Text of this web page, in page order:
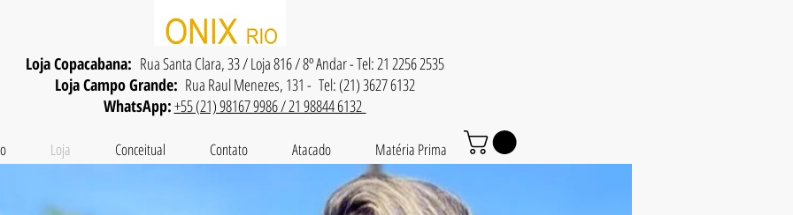
Loja Copacabana: Rua Santa Clara, 33 / Loja 816 / 8º Andar - Tel: 21 2256 2535
Loja Campo Grande: Rua Raul Menezes, 131 - Tel: (21) 3627 6132
WhatsApp:+55 (21) 98167 9986 / 21 98844 6132
Loja Conceitual Contato Atacado Matéria Prima